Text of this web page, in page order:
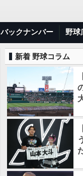
バックナンバー 野球
新着 野球コラム